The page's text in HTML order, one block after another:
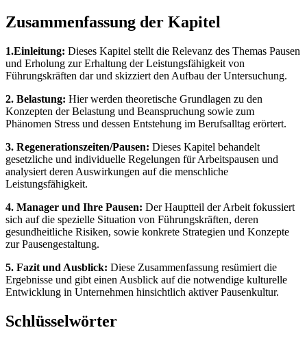
Zusammenfassung der Kapitel
1.Einleitung: Dieses Kapitel stellt die Relevanz des Themas Pausen
und Erholung zur Erhaltung der Leistungsfähigkeit von
Führungskräften dar und skizziert den Aufbau der Untersuchung.
2. Belastung: Hier werden theoretische Grundlagen zu den
Konzepten der Belastung und Beanspruchung sowie zum
Phänomen Stress und dessen Entstehung im Berufsalltag erörtert.
3. Regenerationszeiten/Pausen: Dieses Kapitel behandelt
gesetzliche und individuelle Regelungen für Arbeitspausen und
analysiert deren Auswirkungen auf die menschliche
Leistungsfähigkeit.
4. Manager und Ihre Pausen: Der Hauptteil der Arbeit fokussiert
sich auf die spezielle Situation von Führungskräften, deren
gesundheitliche Risiken, sowie konkrete Strategien und Konzepte
zur Pausengestaltung.
5. Fazit und Ausblick: Diese Zusammenfassung resümiert die
Ergebnisse und gibt einen Ausblick auf die notwendige kulturelle
Entwicklung in Unternehmen hinsichtlich aktiver Pausenkultur.
Schlüsselwörter